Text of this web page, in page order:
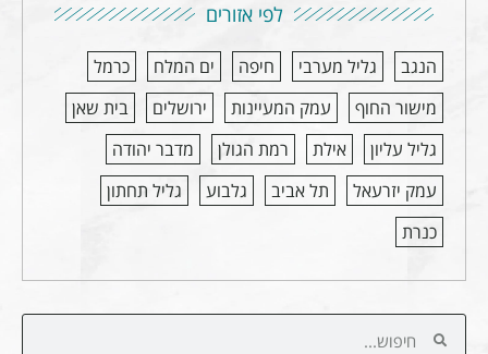
לפי אזורים
הנגב גליל מערבי חיפה ים המלח
כרמל
מישור החוף
עמק המעיינות ירושלים
בית שאן
גליל עליון
אילת רמת הגולן
מדבר יהודה
עמק יזרעאל
תל אביב גלבוע
גליל תחתון
כנרת